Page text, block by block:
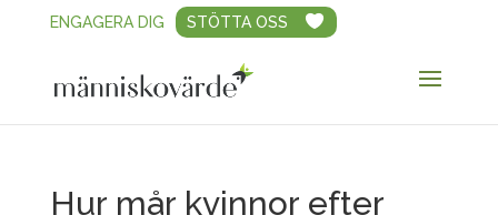
ENGAGERA DIG STÖTTA OSS
Hur mår kvinnor efter